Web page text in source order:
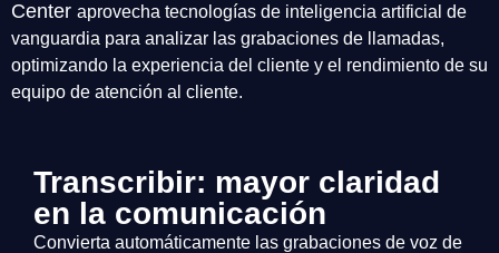
Center aprovecha tecnologías de inteligencia artificial de
vanguardia para analizar las grabaciones de llamadas,
optimizando la experiencia del cliente y el rendimiento de su
equipo de atención al cliente.
Transcribir: mayor claridad
en la comunicación
Convierta automáticamente las grabaciones de voz de